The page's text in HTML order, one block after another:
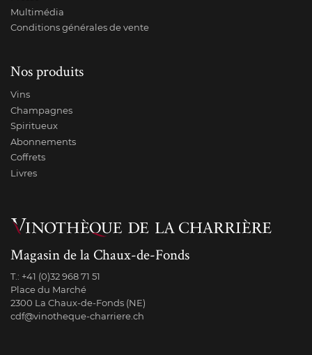
Multimédia
Conditions générales de vente
Nos produits
Vins
Champagnes
Spiritueux
Abonnements
Coffrets
Livres
Magasin de la Chaux-de-Fonds
T.: +41 (0)32 968 71 51
Place du Marché
2300 La Chaux-de-Fonds (NE)
cdf@vinotheque-charriere.ch